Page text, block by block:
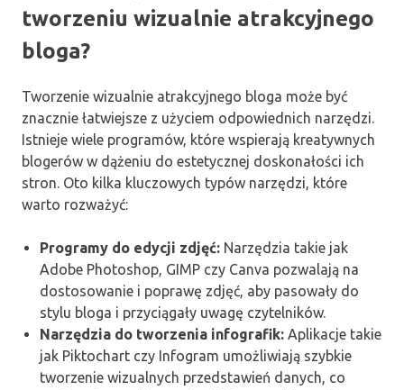
tworzeniu wizualnie atrakcyjnego
bloga?
Tworzenie wizualnie atrakcyjnego bloga może być
znacznie łatwiejsze z użyciem odpowiednich narzędzi.
Istnieje wiele programów, które wspierają kreatywnych
blogerów w dążeniu do estetycznej doskonałości ich
stron. Oto kilka kluczowych typów narzędzi, które
warto rozważyć:
Programy do edycji zdjęć: Narzędzia takie jak
Adobe Photoshop, GIMP czy Canva pozwalają na
dostosowanie i poprawę zdjęć, aby pasowały do
stylu bloga i przyciągały uwagę czytelników.
Narzędzia do tworzenia infografik: Aplikacje takie
jak Piktochart czy Infogram umożliwiają szybkie
tworzenie wizualnych przedstawień danych, co